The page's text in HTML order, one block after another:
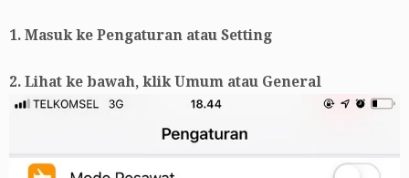
1. Masuk ke Pengaturan atau Setting
2. Lihat ke bawah, klik Umum atau General